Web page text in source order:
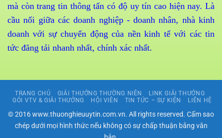
mà còn trang tin thông tấn có độ uy tín cao hiện nay. Là
cầu nối giữa các doanh nghiệp - doanh nhân, nhà kinh
doanh với sự chuyển động của nền kinh tế với các tin
tức đăng tải nhanh nhất, chính xác nhất.
TRANG CHỦ GIẢI THƯỞNG THƯỜNG NIÊN
LINK GIẢI THƯỞNG
GÓI VTV & GIẢI THƯỞNG
HỘI VIÊN TIN TỨC – SỰ KIỆN LIÊN HỆ
© 2016 www.thuonghieuuytin.com.vn. All rights reserved. Cấm sao
chép dưới mọi hình thức nếu không có sự chấp thuận bằng văn